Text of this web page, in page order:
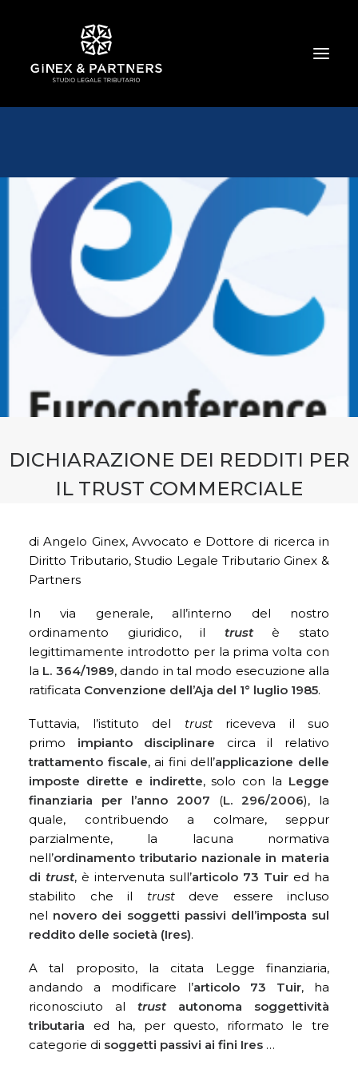
CHI SIAMO
TRIBUTARIO E PENALE TRIBUTARIO
GESTIONE E PROTEZIONE DEL PATRIMONIO
SOCIETARIO E CONTRATTUALISTICA
COMMERCIO INTERNAZIONALE
BANCARIO E FINANZIARIO
NEWS ED EVENTI
DICHIARAZIONE DEI REDDITI PER
IL TRUST COMMERCIALE
di Angelo Ginex, Avvocato e Dottore di ricerca in
Diritto Tributario, Studio Legale Tributario Ginex &
Partners
In via generale, all’interno del nostro
ordinamento giuridico, il trustè stato
legittimamente introdotto per la prima volta con
la L. 364/1989, dando in tal modo esecuzione alla
ratificata Convenzione dell’Aja del 1° luglio 1985.
Tuttavia, l’istituto del trustriceveva il suo
primo impianto disciplinare circa il relativo
trattamento fiscale, ai fini dell’applicazione delle
imposte dirette e indirette, solo con la Legge
finanziaria per l’anno 2007 (L. 296/2006), la
quale, contribuendo a colmare, seppur
parzialmente, la lacuna normativa
nell’ordinamento tributario nazionale in materia
di trust, è intervenuta sull’articolo 73 Tuir ed ha
stabilito che il trustdeve essere incluso
nel novero dei soggetti passivi dell’imposta sul
reddito delle società (Ires).
A tal proposito, la citata Legge finanziaria,
andando a modificare l’articolo 73 Tuir, ha
riconosciuto al trust autonoma soggettività
tributaria ed ha, per questo, riformato le tre
categorie di soggetti passivi ai fini Ires …